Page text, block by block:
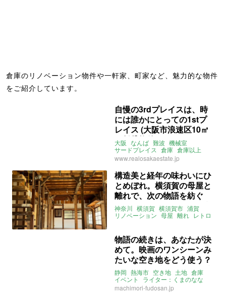
倉庫のリノベーション物件や一軒家、町家など、魅力的な物件
をご紹介しています。
自慢の3rdプレイスは、時
には誰かにとっての1stプ
レイス (大阪市浪速区10㎡
の賃貸物件)
大阪 なんば 難波 機械室
サードプレイス 倉庫 倉庫以上
狭小 賃貸
www.realosakaestate.jp
構造美と経年の味わいにひ
とめぼれ。横須賀の母屋と
離れで、次の物語を紡ぐ
日々。（神奈川県横須賀市
159㎡の賃貸物件）
神奈川 横須賀 横須賀市 浦賀
リノベーション 母屋 離れ レトロ
物語の続きは、あなたが決
めて。映画のワンシーンみ
たいな空き地をどう使う？
(静岡県熱海市165㎡の賃貸
物件)
静岡 熱海市 空き地 土地 倉庫
イベント
ライター：くまのなな
賃貸
machimori-fudosan.jp